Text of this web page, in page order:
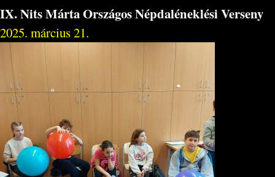
IX. Nits Márta Országos Népdaléneklési Verseny
2025. március 21.